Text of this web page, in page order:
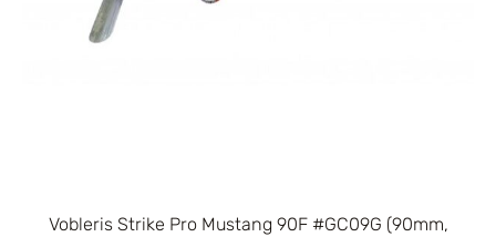
Vobleris Strike Pro Mustang 90F #GC09G (90mm,